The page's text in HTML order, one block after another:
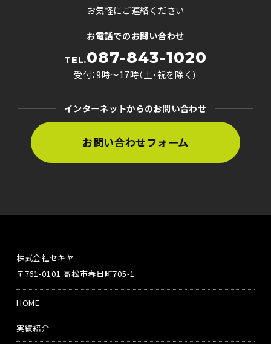
お気軽にご連絡ください
お電話でのお問い合わせ
TEL.087-843-1020
受付：9時〜17時（土・祝を除く）
インターネットからのお問い合わせ
お問い合わせフォーム
株式会社セキヤ
〒761-0101 高松市春日町705-1
HOME
実績紹介